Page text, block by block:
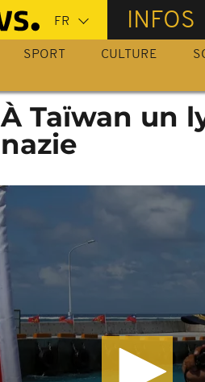
INFOS
SPORT CULTURE
À Taïwan un
nazie